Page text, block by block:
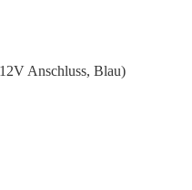
Anschluss, Blau)